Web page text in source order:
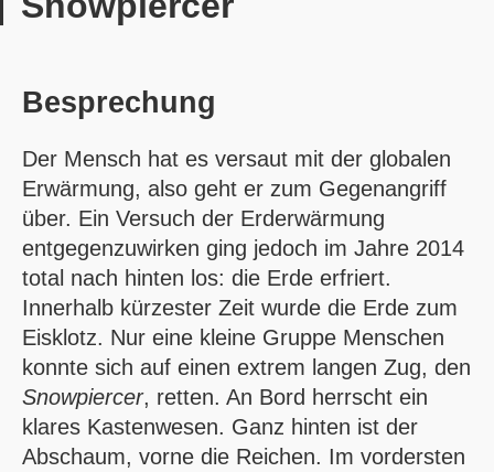
Besprechung
Der Mensch hat es versaut mit der globalen
Erwärmung, also geht er zum Gegenangriff
über. Ein Versuch der Erderwärmung
entgegenzuwirken ging jedoch im Jahre 2014
total nach hinten los: die Erde erfriert.
Innerhalb kürzester Zeit wurde die Erde zum
Eisklotz. Nur eine kleine Gruppe Menschen
konnte sich auf einen extrem langen Zug, den
Snowpiercer, retten. An Bord herrscht ein
klares Kastenwesen. Ganz hinten ist der
Abschaum, vorne die Reichen. Im vordersten